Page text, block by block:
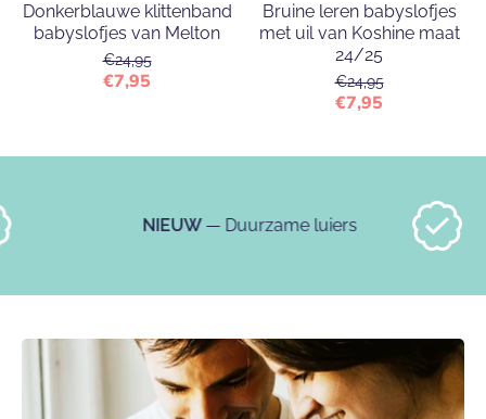
Donkerblauwe klittenband
babyslofjes van Melton
€24,95
€7,95
Bruine leren babyslofjes
met uil van Koshine maat
24/25
€24,95
€7,95
— Duurzame luiers